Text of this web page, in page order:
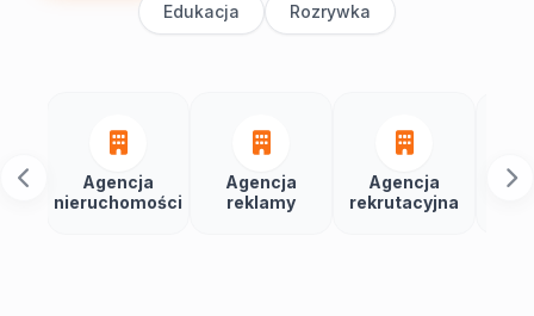
Edukacja Rozrywka
Agencja
Agencja
reklamy
Agencja
rekrutacyjna
Agencja
Social